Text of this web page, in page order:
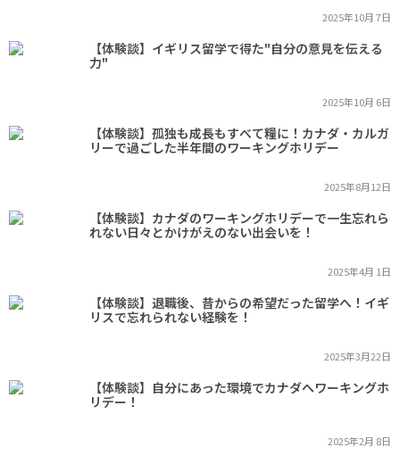
2025年10月 7日
【体験談】イギリス留学で得た"自分の意見を伝える
力"
2025年10月 6日
【体験談】孤独も成長もすべて糧に！カナダ・カルガ
リーで過ごした半年間のワーキングホリデー
2025年8月12日
【体験談】カナダのワーキングホリデーで一生忘れら
れない日々とかけがえのない出会いを！
2025年4月 1日
【体験談】退職後、昔からの希望だった留学へ！イギ
リスで忘れられない経験を！
2025年3月22日
【体験談】自分にあった環境でカナダへワーキングホ
リデー！
2025年2月 8日